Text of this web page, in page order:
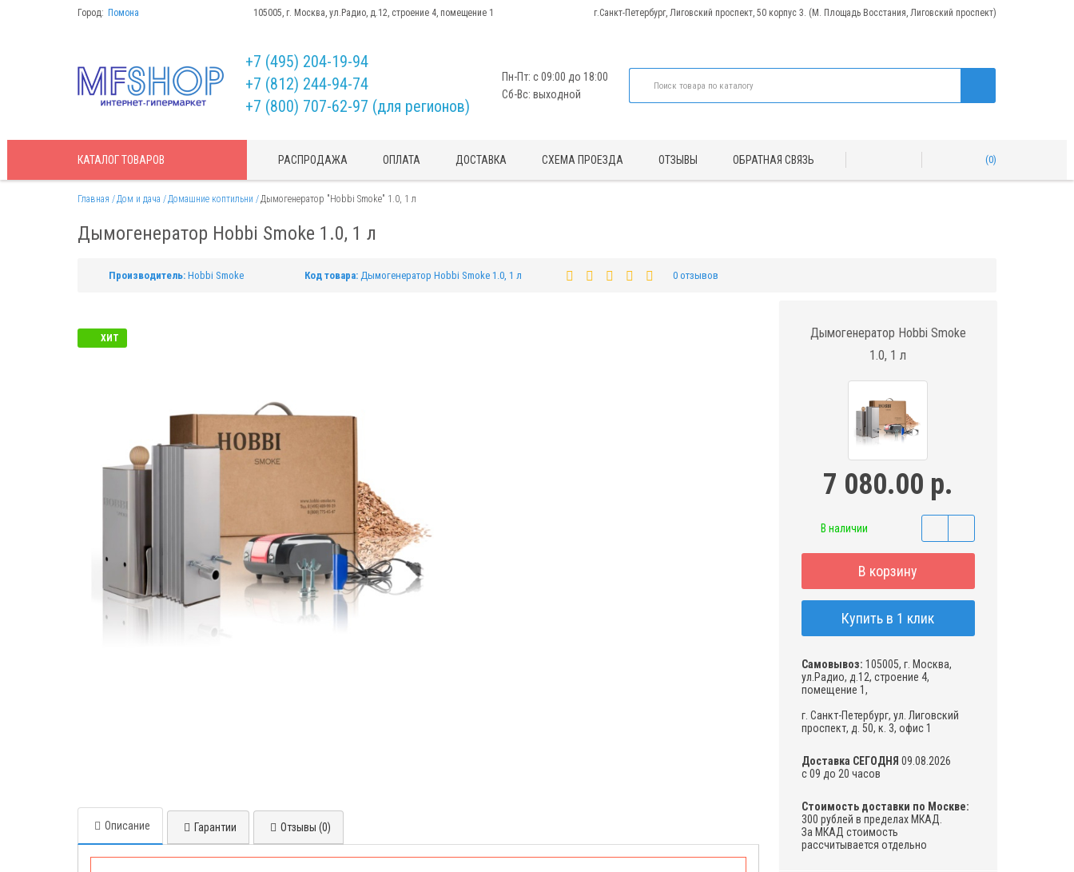
Город: Помона 105005, г. Москва, ул.Радио, д.12, строение 4, помещение 1 г.Санкт-Петербург, Лиговский проспект, 50 корпус 3. (М. Площадь Восстания, Лиговский проспект)
+7 (495) 204-19-94
+7 (812) 244-94-74
+7 (800) 707-62-97 (для регионов)
Пн-Пт: с 09:00 до 18:00
Сб-Вс: выходной
КАТАЛОГТОВАРОВ РАСПРОДАЖА ОПЛАТА ДОСТАВКА СХЕМА ПРОЕЗДА ОТЗЫВЫ ОБРАТНАЯ СВЯЗЬ 0
Главная Дом и дача Домашние коптильни Дымогенератор "Hobbi Smoke" 1.0, 1 л
Дымогенератор Hobbi Smoke 1.0, 1 л
Производитель: Hobbi Smoke Код товара: Дымогенератор Hobbi Smoke 1.0, 1 л 0 отзывов
ХИТ
Дымогенератор Hobbi Smoke
1.0, 1 л
7 080.00 р.
В наличии
В корзину
Купить в 1 клик
Самовывоз: 105005, г. Москва,
ул.Радио, д.12, строение 4,
помещение 1,
г. Санкт-Петербург, ул. Лиговский
проспект, д. 50, к. 3, офис 1
Доставка СЕГОДНЯ 09.08.2026
с 09 до 20 часов
Стоимость доставки по Москве:
300 рублей в пределах МКАД.
За МКАД стоимость
рассчитывается отдельно
Описание Гарантии Отзывы (0)